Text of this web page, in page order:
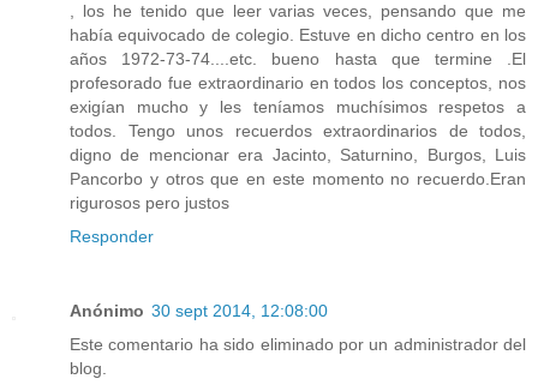
, los he tenido que leer varias veces, pensando que me
había equivocado de colegio. Estuve en dicho centro en los
años 1972-73-74....etc. bueno hasta que termine .El
profesorado fue extraordinario en todos los conceptos, nos
exigían mucho y les teníamos muchísimos respetos a
todos. Tengo unos recuerdos extraordinarios de todos,
digno de mencionar era Jacinto, Saturnino, Burgos, Luis
Pancorbo y otros que en este momento no recuerdo.Eran
rigurosos pero justos
Responder
Anónimo 30 sept 2014, 12:08:00
Este comentario ha sido eliminado por un administrador del
blog.